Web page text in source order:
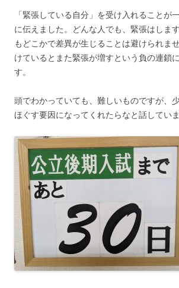
「緊張している自分」を受け入れることが
に伝えました。どんな人でも、緊張はしま
もどこかで差異が生じることは避けられま
けているとまた緊張が増すという負の連鎖
す。
頭でわかっていても、難しいものですが、
ほぐす要因になってくれたらなと話していま